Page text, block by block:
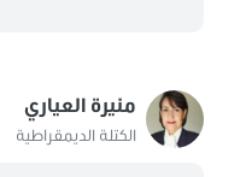
منيرة العياري
الكتلة الديمقراطية